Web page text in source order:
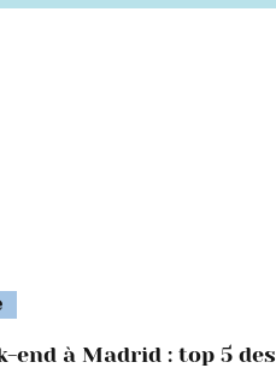
end à Madrid : top 5 des